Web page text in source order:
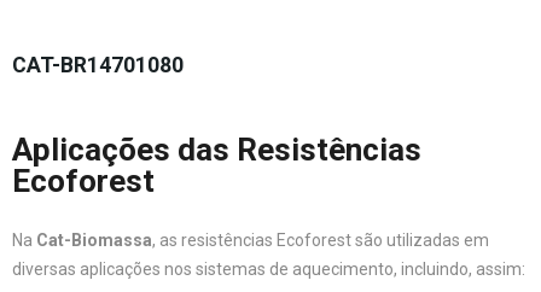
CAT-BR14701080
Aplicações das Resistências
Ecoforest
Na Cat-Biomassa, as resistências Ecoforest são utilizadas em
diversas aplicações nos sistemas de aquecimento, incluindo, assim: